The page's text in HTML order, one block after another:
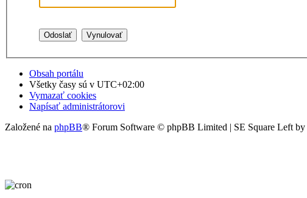
Obsah portálu
Všetky časy sú v UTC+02:00
Vymazať cookies
Napísať administrátorovi
Založené na phpBB® Forum Software © phpBB Limited | SE Square Left by